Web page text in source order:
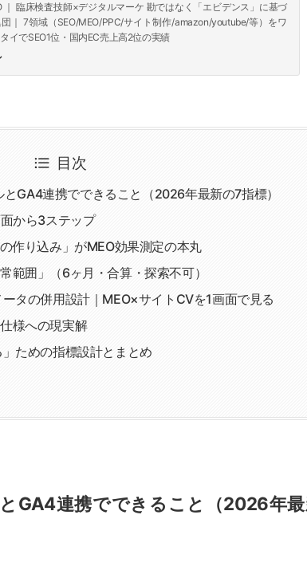
｜ 臨床検査技師×デジタルマーケ 勘ではなく「エビデンス」に基づ
｜ 7領域（SEO/MEO/PPC/サイト制作/amazon/youtube/等）をワ
イでSEO1位・国内EC売上高2位の実績
目次
GA4連携でできること（2026年最新の7指標）
から3ステップ
作り込み」がMEO効果測定の本丸
範囲」（6ヶ月・合算・探索不可）
タの併用設計｜MEO×サイトCVを1画面で見る
様への現実解
ための指標設計とまとめ
GA4連携でできること（2026年